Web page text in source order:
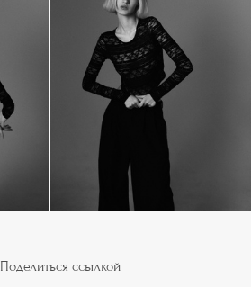
Поделиться ссылкой